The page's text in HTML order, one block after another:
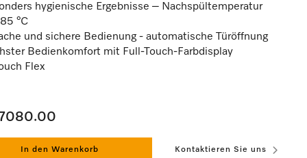
hygienische Ergebnisse – Nachspültemperatur
°C
und sichere Bedienung - automatische Türöffnung
Bedienkomfort mit Full-Touch-Farbdisplay
Flex
In den Warenkorb Kontaktieren Sie uns